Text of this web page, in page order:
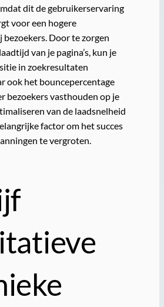
dit de gebruikerservaring
voor een hogere
Door te zorgen
van je pagina’s, kun je
in zoekresultaten
ook het bouncepercentage
bezoekers vasthouden op je
van de laadsnelheid
factor om het succes
te vergroten.